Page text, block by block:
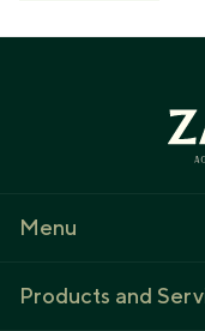
Menu
Products and